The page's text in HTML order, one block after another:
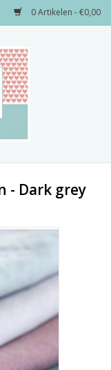
0 Artikelen - €0,00
- Dark grey